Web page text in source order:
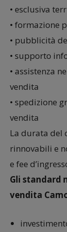
• esclusiva
• formazione
• pubblicità
• supporto
• assistenza
vendita
• spedizione
vendita
La durata del
rinnovabili e
e fee
Gli standard
vendita